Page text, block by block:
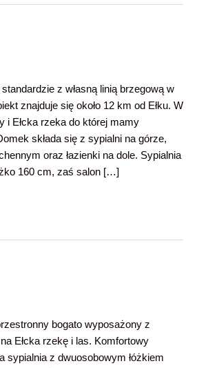
z własną linią brzegową w
znajduje się około 12 km od Ełku. W
i Ełcka rzeka do której mamy
składa się z sypialni na górze,
oraz łazienki na dole. Sypialnia
160 cm, zaś salon […]
bogato wyposażony z
Ełcka rzekę i las. Komfortowy
sypialnia z dwuosobowym łóżkiem